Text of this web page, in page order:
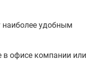
удобным
в офисе компании или